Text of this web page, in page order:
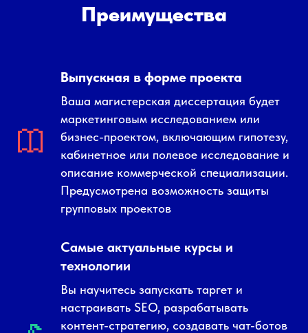
Преимущества
Выпускная в форме проекта
Ваша магистерская диссертация будет
маркетинговым исследованием или
бизнес-проектом, включающим гипотезу,
кабинетное или полевое исследование и
описание коммерческой специализации.
Предусмотрена возможность защиты
групповых проектов
Самые актуальные курсы и
технологии
Вы научитесь запускать таргет и
настраивать SEO, разрабатывать
контент-стратегию, создавать чат-ботов